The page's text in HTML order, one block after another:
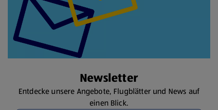
Newsletter
Entdecke unsere Angebote, Flugblätter und News auf
einen Blick.